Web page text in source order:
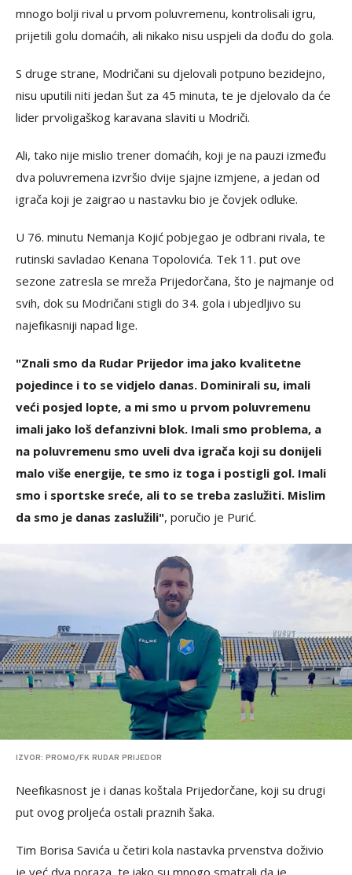
mnogo bolji rival u prvom poluvremenu, kontrolisali igru,
prijetili golu domaćih, ali nikako nisu uspjeli da dođu do gola.
S druge strane, Modričani su djelovali potpuno bezidejno,
nisu uputili niti jedan šut za 45 minuta, te je djelovalo da će
lider prvoligaškog karavana slaviti u Modriči.
Ali, tako nije mislio trener domaćih, koji je na pauzi između
dva poluvremena izvršio dvije sjajne izmjene, a jedan od
igrača koji je zaigrao u nastavku bio je čovjek odluke.
U 76. minutu Nemanja Kojić pobjegao je odbrani rivala, te
rutinski savladao Kenana Topolovića. Tek 11. put ove
sezone zatresla se mreža Prijedorčana, što je najmanje od
svih, dok su Modričani stigli do 34. gola i ubjedljivo su
najefikasniji napad lige.
"Znali smo da Rudar Prijedor ima jako kvalitetne
pojedince i to se vidjelo danas. Dominirali su, imali
veći posjed lopte, a mi smo u prvom poluvremenu
imali jako loš defanzivni blok. Imali smo problema, a
na poluvremenu smo uveli dva igrača koji su donijeli
malo više energije, te smo iz toga i postigli gol. Imali
smo i sportske sreće, ali to se treba zaslužiti. Mislim
da smo je danas zaslužili", poručio je Purić.
IZVOR: PROMO/FK RUDAR PRIJEDOR
Neefikasnost je i danas koštala Prijedorčane, koji su drugi
put ovog proljeća ostali praznih šaka.
Tim Borisa Savića u četiri kola nastavka prvenstva doživio
je već dva poraza, te iako su mnogo smatrali da je